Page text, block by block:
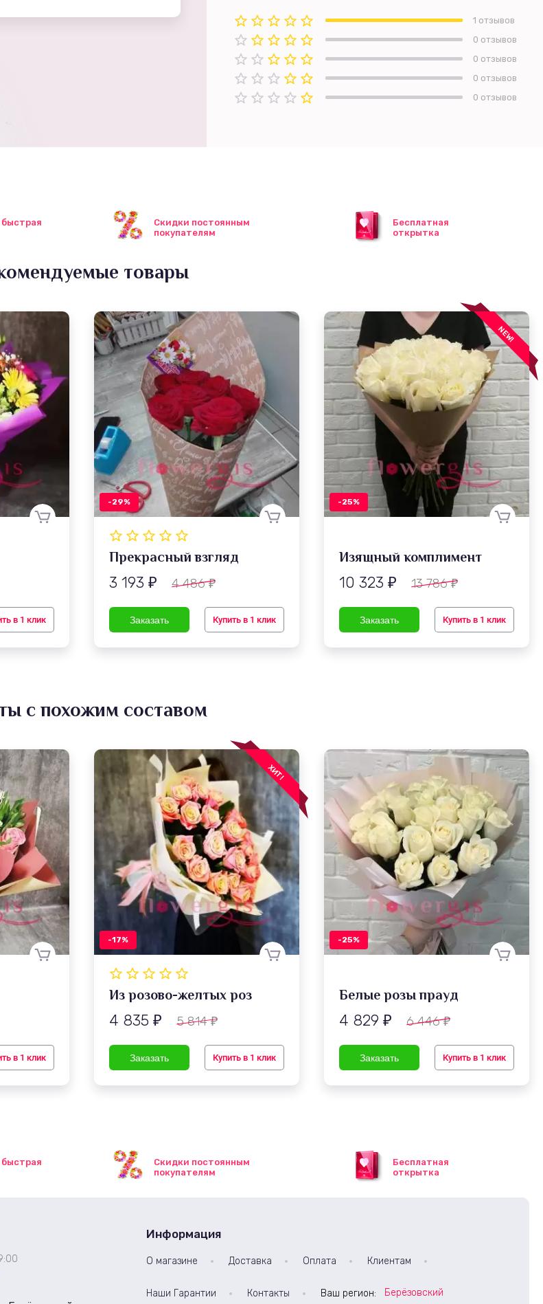
1 отзывов
0 отзывов
0 отзывов
0 отзывов
0 отзывов
Скидки постоянным
покупателям
Бесплатная
открытка
товары
в 1 клик
-29%
Прекрасный взгляд
3 193 ₽ 4 486₽
Купить в 1 клик
NEW!
-25%
Изящный комплимент
10 323 ₽ 13 786₽
Купить в 1 клик
с похожим составом
в 1 клик
ХИТ!
-17%
Из розово-желтых роз
4 835 ₽ 5 814₽
Купить в 1 клик
-25%
Белые розы прауд
4 829 ₽ 6 446₽
Купить в 1 клик
Скидки постоянным
покупателям
Бесплатная
открытка
Информация
О магазине Доставка Оплата Клиентам
Наши Гарантии Контакты Ваш регион: Берёзовский